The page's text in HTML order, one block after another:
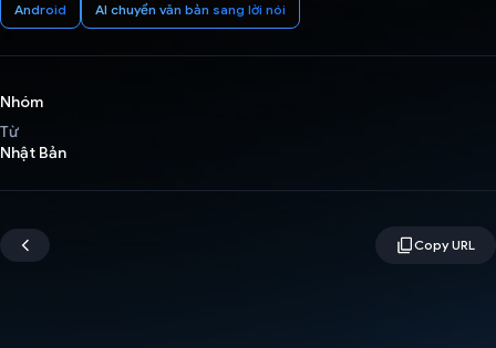
Android AI chuyển văn bản sang lời nói
Nhóm
Từ
Nhật Bản